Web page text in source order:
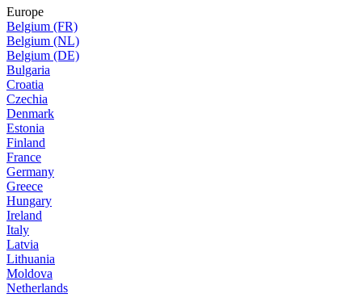
Europe
Belgium (FR)
Belgium (NL)
Belgium (DE)
Bulgaria
Croatia
Czechia
Denmark
Estonia
Finland
France
Germany
Greece
Hungary
Ireland
Italy
Latvia
Lithuania
Moldova
Netherlands